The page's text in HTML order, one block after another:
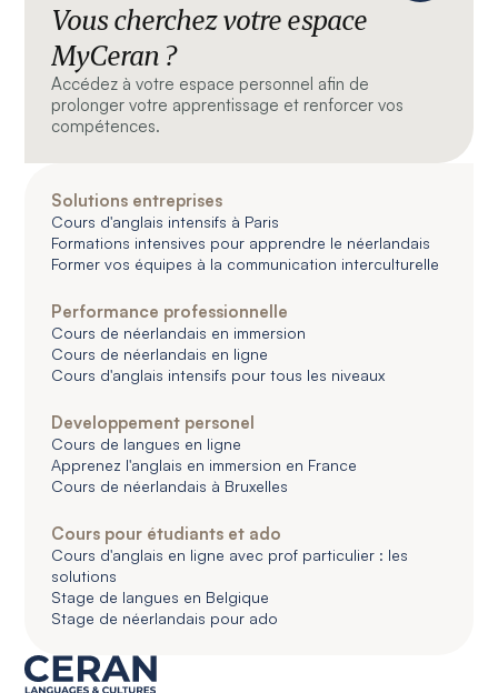
Vous cherchez votre espace
MyCeran ?
Accédez à votre espace personnel afin de
prolonger votre apprentissage et renforcer vos
compétences.
Solutions entreprises
Cours d'anglais intensifs à Paris
Formations intensives pour apprendre le néerlandais
Former vos équipes à la communication interculturelle
Performance professionnelle
Cours de néerlandais en immersion
Cours de néerlandais en ligne
Cours d'anglais intensifs pour tous les niveaux
Developpement personel
Cours de langues en ligne
Apprenez l'anglais en immersion en France
Cours de néerlandais à Bruxelles
Cours pour étudiants et ado
Cours d'anglais en ligne avec prof particulier : les
solutions
Stage de langues en Belgique
Stage de néerlandais pour ado